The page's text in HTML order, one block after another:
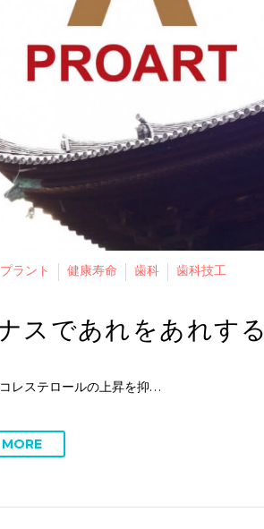
ラント 健康寿命 歯科 歯科技工
スであれをあれする
レステロールの上昇を抑…